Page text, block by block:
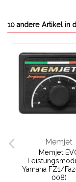
10 andere Artikel in
Memjet
Memjet
Yamaha FZ1/
008)